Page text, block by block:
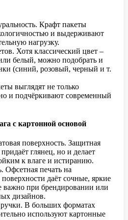
Крафт пакеты
и выдерживают
нагрузку.
Хотя классический цвет –
белый, можно подобрать и
(синий, розовый, черный и т.
выглядят не только
и подчёркивают современный
с картонной основой
поверхность. Защитная
глянец, но и делает
к влаге и истиранию.
Офсетная печать на
даёт сочные, яркие
важно при брендировании или
дизайнов.
В больших форматах
используют картонные